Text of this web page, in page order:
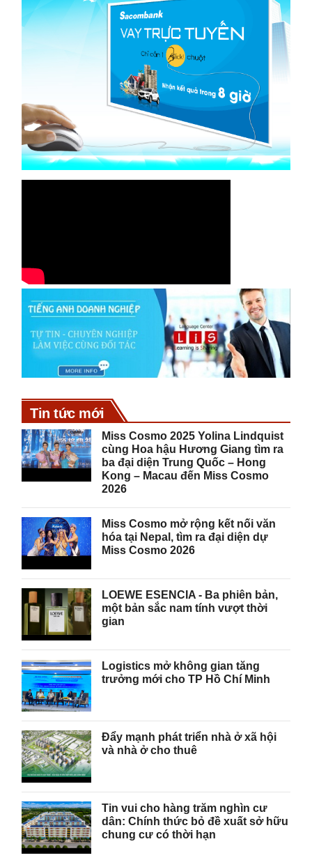
Tin tức mới
Miss Cosmo 2025 Yolina Lindquist
cùng Hoa hậu Hương Giang tìm ra
ba đại diện Trung Quốc – Hong
Kong – Macau đến Miss Cosmo
2026
Miss Cosmo mở rộng kết nối văn
hóa tại Nepal, tìm ra đại diện dự
Miss Cosmo 2026
LOEWE ESENCIA - Ba phiên bản,
một bản sắc nam tính vượt thời
gian
Logistics mở không gian tăng
trưởng mới cho TP Hồ Chí Minh
Đẩy mạnh phát triển nhà ở xã hội
và nhà ở cho thuê
Tin vui cho hàng trăm nghìn cư
dân: Chính thức bỏ đề xuất sở hữu
chung cư có thời hạn